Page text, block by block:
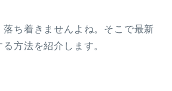
落ち着きませんよね。そこで最新
方法を紹介します。